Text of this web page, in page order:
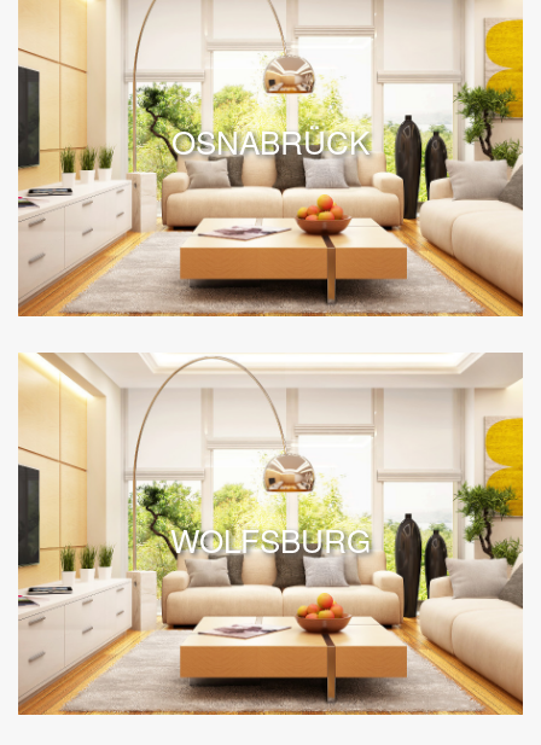
OSNABRÜCK
WOLFSBURG